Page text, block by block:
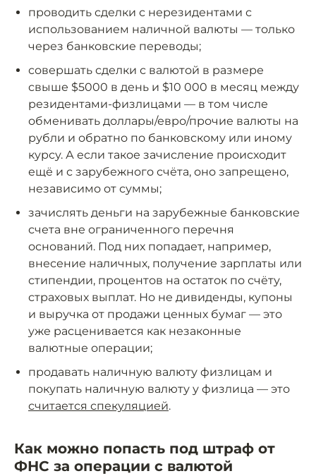
проводить сделки с нерезидентами с
использованием наличной валюты — только
через банковские переводы;
совершать сделки с валютой в размере
свыше $5000 в день и $10 000 в месяц между
резидентами-физлицами — в том числе
обменивать доллары/евро/прочие валюты на
рубли и обратно по банковскому или иному
курсу. А если такое зачисление происходит
ещё и с зарубежного счёта, оно запрещено,
независимо от суммы;
зачислять деньги на зарубежные банковские
счета вне ограниченного перечня
оснований. Под них попадает, например,
внесение наличных, получение зарплаты или
стипендии, процентов на остаток по счёту,
страховых выплат. Но не дивиденды, купоны
и выручка от продажи ценных бумаг — это
уже расценивается как незаконные
валютные операции;
продавать наличную валюту физлицам и
покупать наличную валюту у физлица — это
считается спекуляцией.
Как можно попасть под штраф от
ФНС за операции с валютой